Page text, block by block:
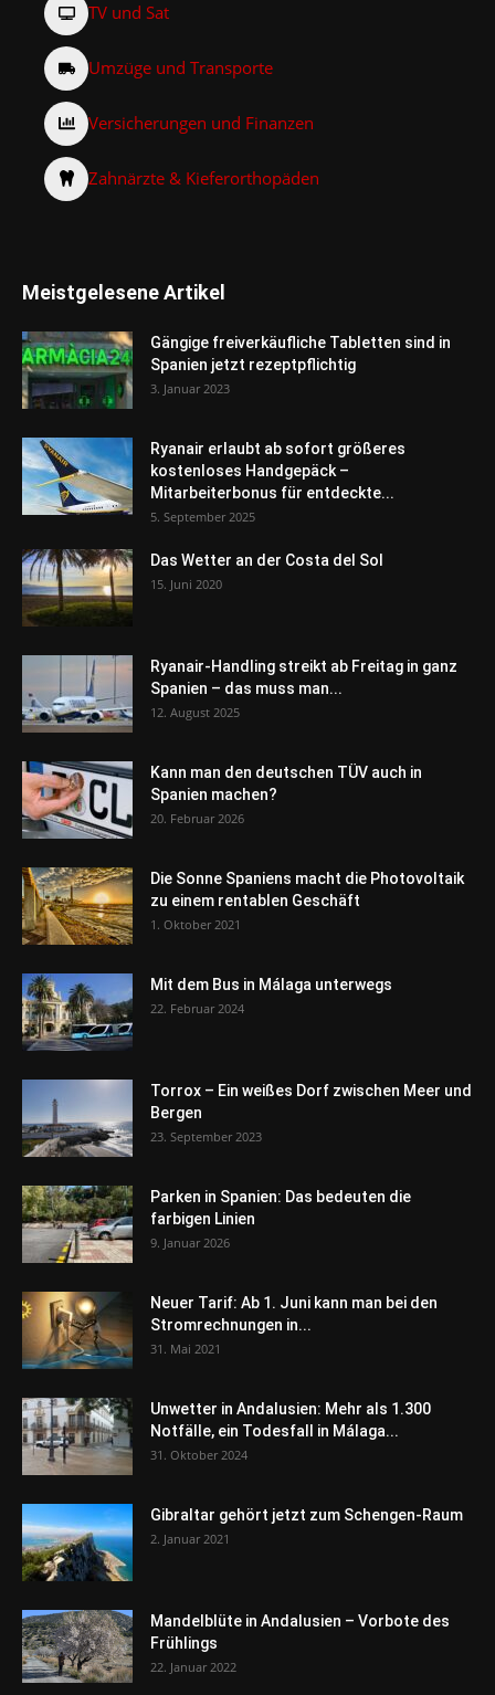
TV und Sat
Umzüge und Transporte
Versicherungen und Finanzen
Zahnärzte & Kieferorthopäden
Meistgelesene Artikel
Gängige freiverkäufliche Tabletten sind in
Spanien jetzt rezeptpflichtig
3. Januar 2023
Ryanair erlaubt ab sofort größeres
kostenloses Handgepäck –
Mitarbeiterbonus für entdeckte...
5. September 2025
Das Wetter an der Costa del Sol
15. Juni 2020
Ryanair-Handling streikt ab Freitag in ganz
Spanien – das muss man...
12. August 2025
Kann man den deutschen TÜV auch in
Spanien machen?
20. Februar 2026
Die Sonne Spaniens macht die Photovoltaik
zu einem rentablen Geschäft
1. Oktober 2021
Mit dem Bus in Málaga unterwegs
22. Februar 2024
Torrox – Ein weißes Dorf zwischen Meer und
Bergen
23. September 2023
Parken in Spanien: Das bedeuten die
farbigen Linien
9. Januar 2026
Neuer Tarif: Ab 1. Juni kann man bei den
Stromrechnungen in...
31. Mai 2021
Unwetter in Andalusien: Mehr als 1.300
Notfälle, ein Todesfall in Málaga...
31. Oktober 2024
Gibraltar gehört jetzt zum Schengen-Raum
2. Januar 2021
Mandelblüte in Andalusien – Vorbote des
Frühlings
22. Januar 2022